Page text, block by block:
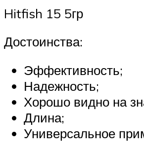
Hitfish 15 5гр
Достоинства:
Эффективность;
Надежность;
Хорошо видно на
Длина;
Универсальное